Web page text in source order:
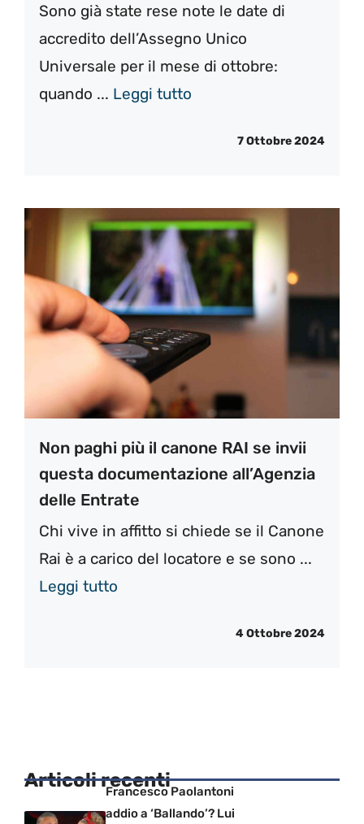
Sono già state rese note le date di
accredito dell’Assegno Unico
Universale per il mese di ottobre:
quando ... Leggi tutto
7 Ottobre 2024
Non paghi più il canone RAI se invii
questa documentazione all’Agenzia
delle Entrate
Chi vive in affitto si chiede se il Canone
Rai è a carico del locatore e se sono ...
Leggi tutto
4 Ottobre 2024
Articoli recentiFrancesco Paolantoni
addio a ‘Ballando’? Lui